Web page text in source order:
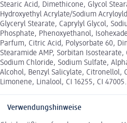
Stearic Acid, Dimethicone, Glycol
Hydroxyethyl Acrylate/Sodium
Glyceryl Stearate, Caprylyl Glycol,
Phosphate, Phenoxyethanol,
Parfum, Citric Acid, Polysorbate 60,
Stearamide AMP, Sorbitan
Sodium Chloride, Sodium Sulfate,
Alcohol, Benzyl Salicylate, Citronellol,
Limonene, Linalool, CI 16255, CI 47005.
Verwendungshinweise